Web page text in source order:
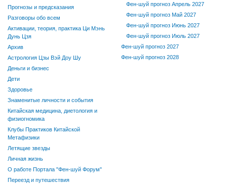
Прогнозы и предсказания
Разговоры обо всем
Активации, теория, практика Ци Мэнь
Дунь Цзя
Архив
Астрология Цзы Вэй Доу Шу
Деньги и бизнес
Дети
Здоровье
Знаменитые личности и события
Китайская медицина, диетология и
физиогномика
Клубы Практиков Китайской
Метафизики
Летящие звезды
Личная жизнь
О работе Портала "Фен-шуй Форум"
Переезд и путешествия
Фен-шуй прогноз Апрель 2027
Фен-шуй прогноз Май 2027
Фен-шуй прогноз Июнь 2027
Фен-шуй прогноз Июль 2027
Фен-шуй прогноз 2027
Фен-шуй прогноз 2028